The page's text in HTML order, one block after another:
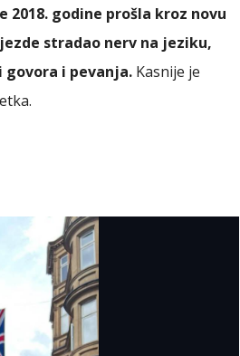
2018. godine prošla kroz novu
stradao nerv na jeziku,
govora i pevanja. Kasnije je